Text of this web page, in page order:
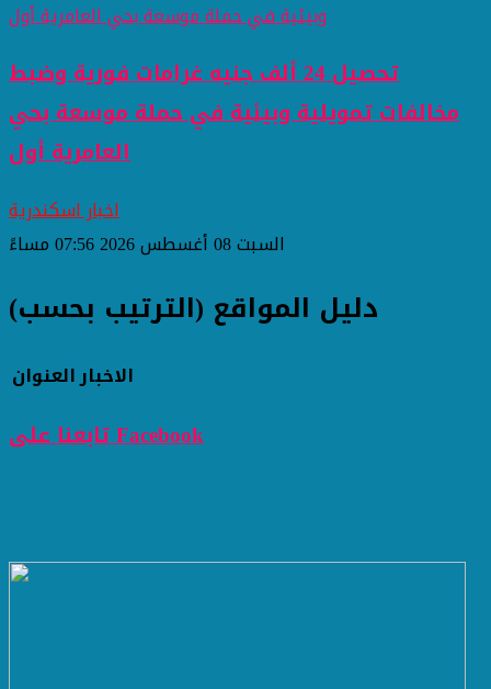
تحصيل 24 ألف جنيه غرامات فورية وضبط
مخالفات تمويلية وبيئية في حملة موسعة بحي
العامرية أول
اخبار اسكندرية
السبت 08 أغسطس 2026 07:56 مساءً
دليل المواقع (الترتيب بحسب)
العنوانالاخبار
تابعنا على Facebook